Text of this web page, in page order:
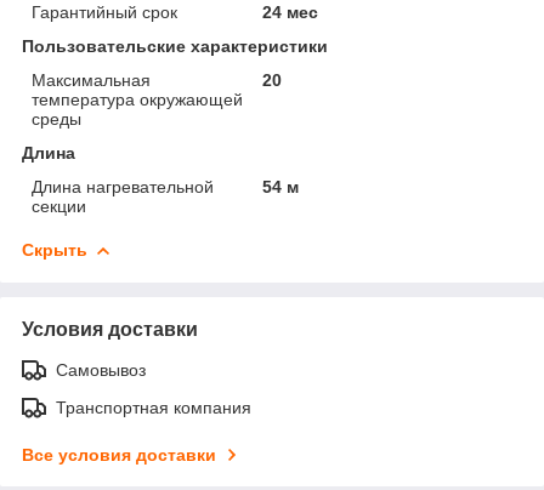
Гарантийный срок
24 мес
Пользовательские характеристики
Максимальная
температура окружающей
среды
20
Длина
Длина нагревательной
секции
54 м
Скрыть
Условия доставки
Самовывоз
Транспортная компания
Все условия доставки